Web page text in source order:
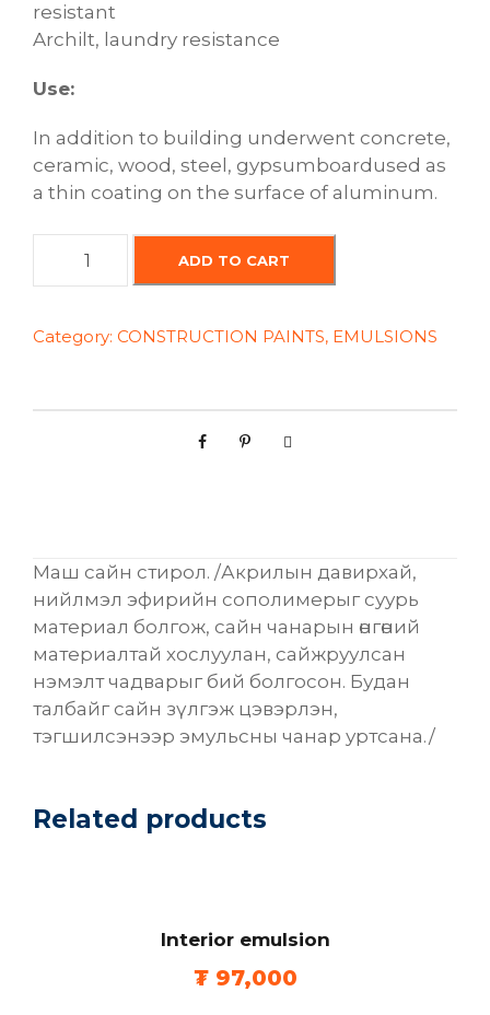
resistant
Archilt, laundry resistance
Use:
In addition to building underwent concrete,
ceramic, wood , steel , gypsumboard used as
a thin coating on the surface of aluminum.
t
t
r
n
i
s
h
q
u
t
ADD TO CART
Category: CONSTRUCTION PAINTS, EMULSIONS
Маш сайн стирол. /Акрилын давирхай,
нийлмэл эфирийн сополимерыг суурь
материал болгож, сайн чанарын өнгөний
материалтай хослуулан, сайжруулсан
нэмэлт чадварыг бий болгосон. Будан
талбайг сайн зүлгэж цэвэрлэн,
тэгшилсэнээр эмульсны чанар уртсана./
Related products
Interior emulsion
₮97,000